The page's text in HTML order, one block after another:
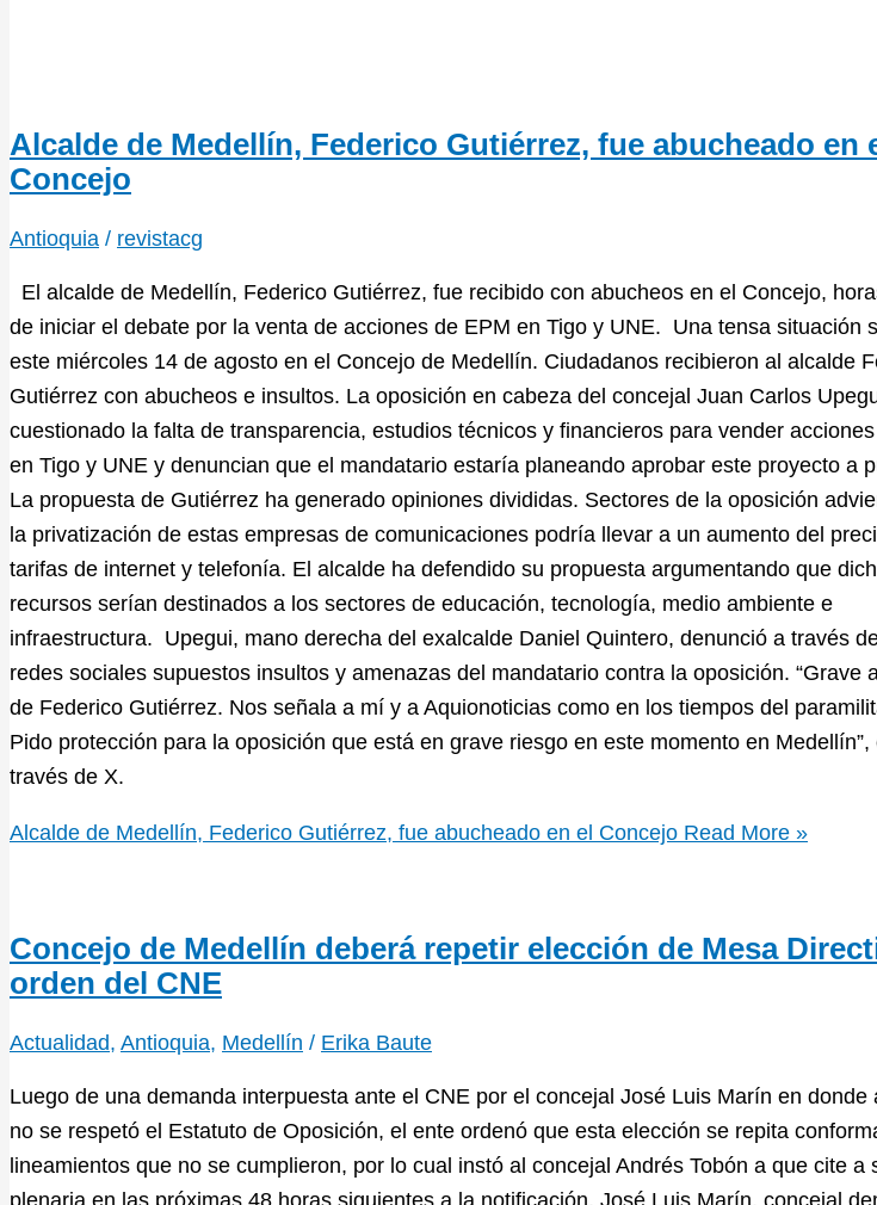
Alcalde de Medellín, Federico Gutiérrez, fue abucheado en
Concejo
Antioquia / revistacg
El alcalde de Medellín, Federico Gutiérrez, fue recibido con abucheos en el Concejo,
de iniciar el debate por la venta de acciones de EPM en Tigo y UNE. Una tensa situación
este miércoles 14 de agosto en el Concejo de Medellín. Ciudadanos recibieron al alcalde
Gutiérrez con abucheos e insultos. La oposición en cabeza del concejal Juan Carlos
cuestionado la falta de transparencia, estudios técnicos y financieros para vender
en Tigo y UNE y denuncian que el mandatario estaría planeando aprobar este proyecto a
La propuesta de Gutiérrez ha generado opiniones divididas. Sectores de la oposición
la privatización de estas empresas de comunicaciones podría llevar a un aumento del
tarifas de internet y telefonía. El alcalde ha defendido su propuesta argumentando que
recursos serían destinados a los sectores de educación, tecnología, medio ambiente e
infraestructura. Upegui, mano derecha del exalcalde Daniel Quintero, denunció a través
redes sociales supuestos insultos y amenazas del mandatario contra la oposición. “Grave
de Federico Gutiérrez. Nos señala a mí y a Aquionoticias como en los tiempos del
Pido protección para la oposición que está en grave riesgo en este momento en Medellín”,
través de X.
Alcalde de Medellín, Federico Gutiérrez, fue abucheado en el Concejo Read More »
Concejo de Medellín deberá repetir elección de Mesa
orden del CNE
Actualidad, Antioquia, Medellín / Erika Baute
Luego de una demanda interpuesta ante el CNE por el concejal José Luis Marín en donde
no se respetó el Estatuto de Oposición, el ente ordenó que esta elección se repita
lineamientos que no se cumplieron, por lo cual instó al concejal Andrés Tobón a que cite a
plenaria en las próximas 48 horas siguientes a la notificación. José Luis Marín, concejal